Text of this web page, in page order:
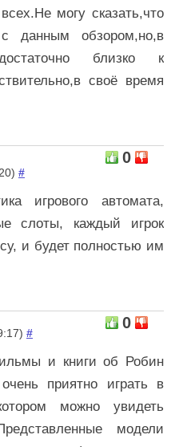
могу сказать,что
данным обзором,но,в
близко к
своё время
#
0
игрового автомата,
слоты, каждый игрок
и будет полностью им
#
0
и книги об Робин
приятно играть в
можно увидеть
модели